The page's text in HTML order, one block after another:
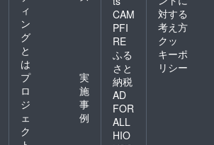
ィ
ン
グ
と
は
プ
ロ
ジ
ェ
ク
実
施
事
例
CAM
PFI
RE
ふる
さと
納税
AD
FOR
ALL
HIO
対する
考え方
クッ
キーポ
リシー